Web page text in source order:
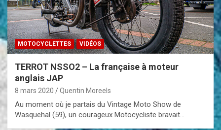
MOTOCYCLETTES VIDÉOS
TERROT NSSO2 – La française à moteur
anglais JAP
8 mars 2020 Quentin Moreels
Au moment où je partais du Vintage Moto Show de
Wasquehal (59), un courageux Motocycliste bravait…